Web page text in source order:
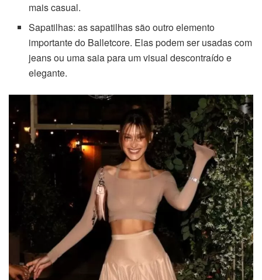
mais casual.
Sapatilhas: as sapatilhas são outro elemento
importante do Balletcore. Elas podem ser usadas com
jeans ou uma saia para um visual descontraído e
elegante.